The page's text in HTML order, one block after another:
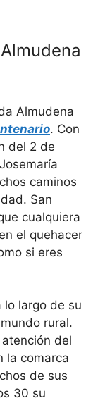
Almudena
. Con
del 2 de
caminos
San
cualquiera
el quehacer
si eres
lo largo de su
rural.
del
la comarca
de sus
30 su